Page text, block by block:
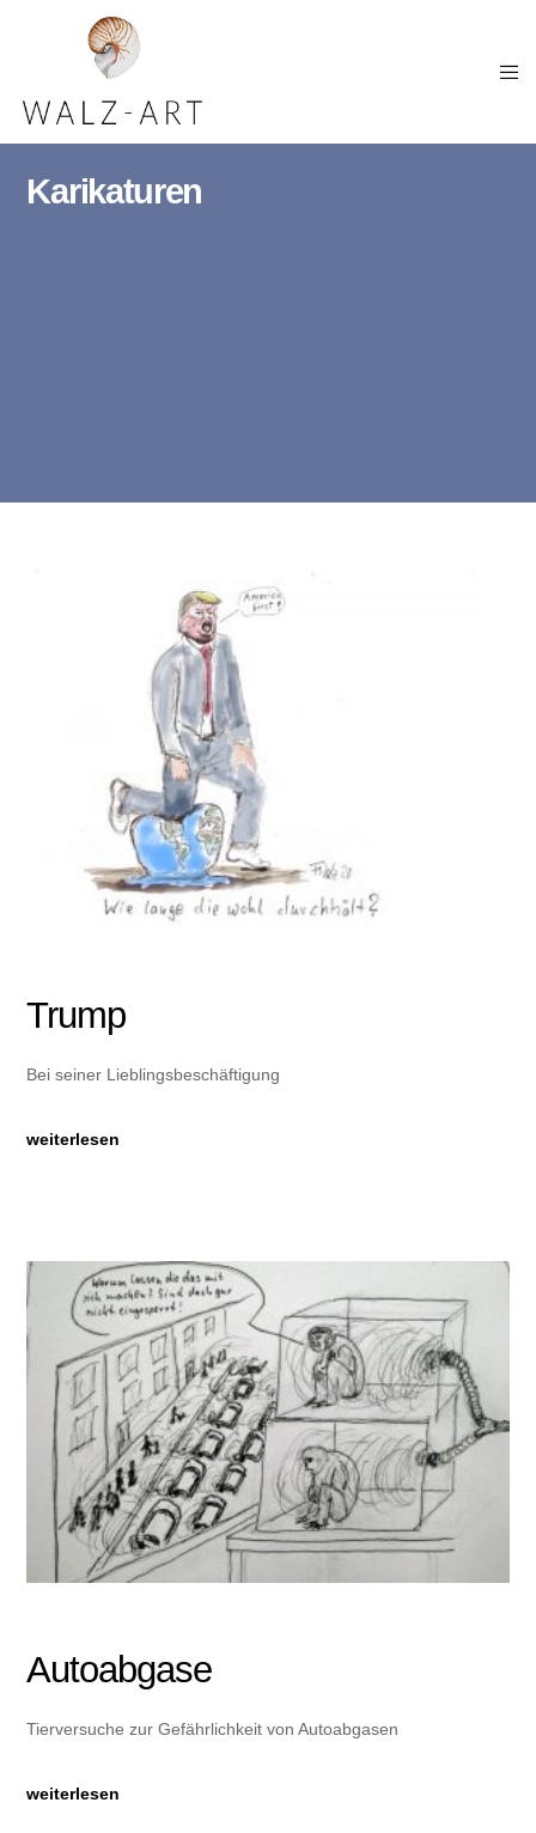
Karikaturen
Trump
Bei seiner Lieblingsbeschäftigung
weiterlesen
Autoabgase
Tierversuche zur Gefährlichkeit von Autoabgasen
weiterlesen